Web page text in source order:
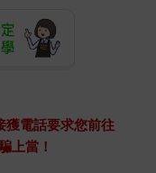
獲電話要求您前往
上當！